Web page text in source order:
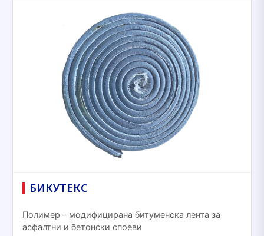
БИКУТЕКС
Полимер – модифицирана битуменска лента за
асфалтни и бетонски споеви